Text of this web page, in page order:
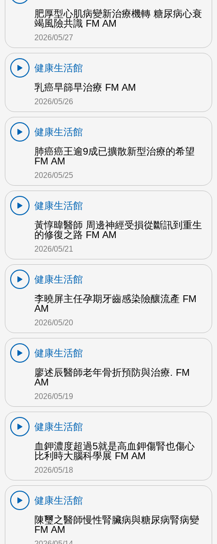
肥厚型心肌病變新治療機轉 糖尿病心衰
竭風險共識 FM AM
2026/05/27
健康生活館
乳癌早篩早治療 FM AM
2026/05/26
健康生活館
肺癌癌王逾9成已擴散新型治療的希望
FM AM
2026/05/25
健康生活館
黃惇暐醫師 周邊神經受損從斷訊到重生
的修復之路 FM AM
2026/05/21
健康生活館
李曉屏主任孕期牙齒感染險釀流產 FM
AM
2026/05/20
健康生活館
廖述辰醫師老年骨折預防與治療. FM
AM
2026/05/19
健康生活館
血鉀濃度超過5就是高血鉀傷腎也傷心
比利時大腦科學展 FM AM
2026/05/18
健康生活館
陳璽之醫師慢性腎臟病與糖尿病腎病變
FM AM